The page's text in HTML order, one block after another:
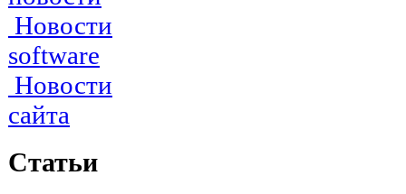
Новости
software
Новости
сайта
Статьи